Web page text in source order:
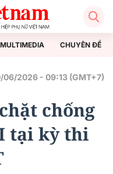
MULTIMEDIA CHUYÊN ĐỀ
06/2026 - 09:13 (GMT+7)
chống
tại kỳ thi